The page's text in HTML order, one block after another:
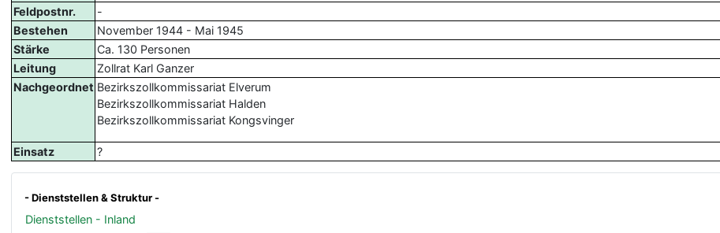
- Dienststellen & Struktur -
Dienststellen - Inland
Feldpostnr.
-
Bestehen
November 1944 - Mai 1945
Stärke
Ca. 130 Personen
Leitung
Zollrat Karl Ganzer
Nachgeordnet Bezirkszollkommissariat Elverum
Bezirkszollkommissariat Halden
Bezirkszollkommissariat Kongsvinger
Einsatz ?